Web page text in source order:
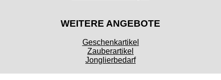
WEITERE ANGEBOTE
Geschenkartikel
Zauberartikel
Jonglierbedarf